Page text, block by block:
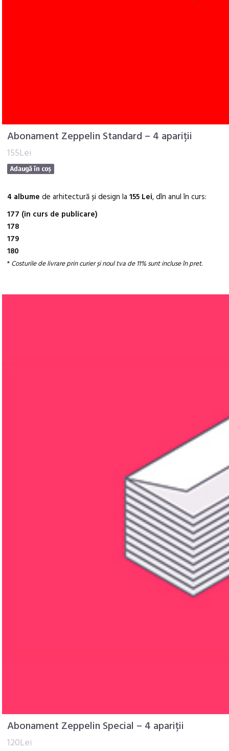
Abonament Zeppelin Standard – 4 apariții
155Lei
4 albumede arhitectură și design la155 Lei, dîn anul în curs:
177 (in curs de publicare)
178
179
180
*Costurile de livrare prin curier și noul tva de 11% sunt incluse în pret.
Abonament Zeppelin Special – 4 apariții
120Lei